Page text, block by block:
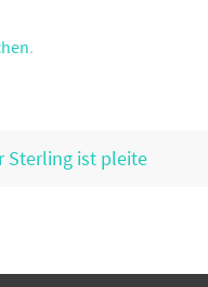
.
Sterling ist pleite